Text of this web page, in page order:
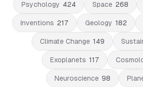
Psychology 424 Space 268
Inventions 217 Geology 182
Climate Change 149
Exoplanets 117
Neuroscience 98